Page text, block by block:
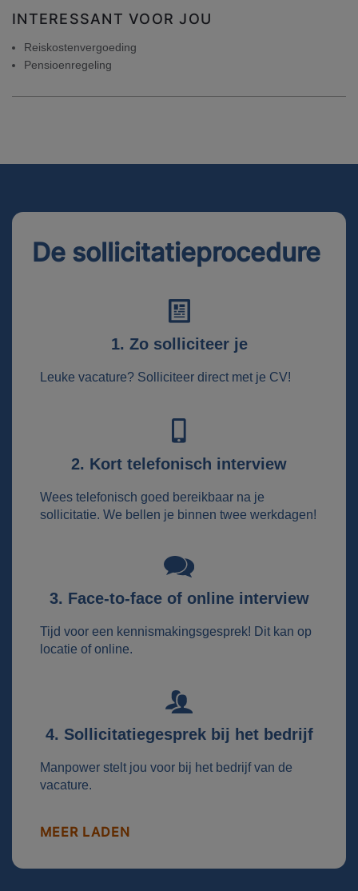
INTERESSANT VOOR JOU
Reiskostenvergoeding
Pensioenregeling
De sollicitatieprocedure
1. Zo solliciteer je
Leuke vacature? Solliciteer direct met je CV!
2. Kort telefonisch interview
Wees telefonisch goed bereikbaar na je
sollicitatie. We bellen je binnen twee werkdagen!
3. Face-to-face of online interview
Tijd voor een kennismakingsgesprek! Dit kan op
locatie of online.
4. Sollicitatiegesprek bij het bedrijf
Manpower stelt jou voor bij het bedrijf van de
vacature.
MEER LADEN